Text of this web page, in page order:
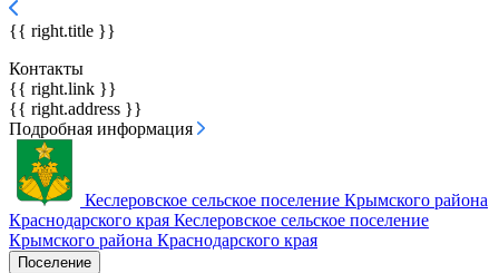
{{ right.title }}
Контакты
{{ right.link }}
{{ right.address }}
Подробная информация
Кеслеровское сельское поселение Крымского района
Краснодарского края Кеслеровское сельское поселение
Крымского района Краснодарского края
Поселение